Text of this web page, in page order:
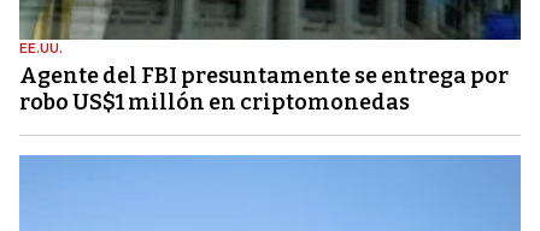
EE.UU.
Agente del FBI presuntamente se entrega por
robo US$1 millón en criptomonedas